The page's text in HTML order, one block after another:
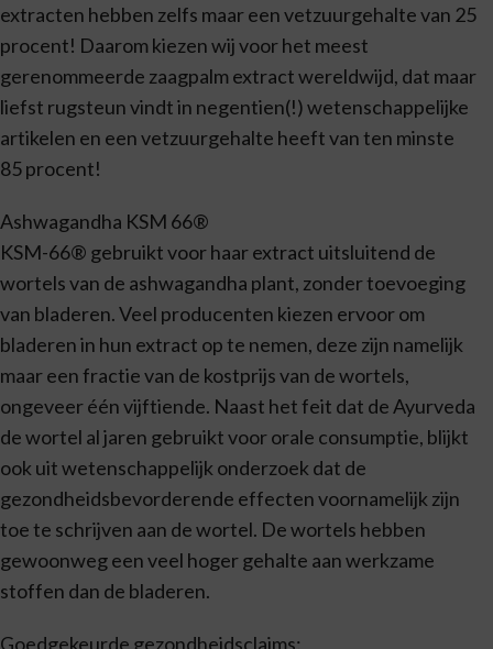
extracten hebben zelfs maar een vetzuurgehalte van 25
procent! Daarom kiezen wij voor het meest
gerenommeerde zaagpalm extract wereldwijd, dat maar
liefst rugsteun vindt in negentien(!) wetenschappelijke
artikelen en een vetzuurgehalte heeft van ten minste
85 procent!
Ashwagandha KSM 66®
KSM-66® gebruikt voor haar extract uitsluitend de
wortels van de ashwagandha plant, zonder toevoeging
van bladeren. Veel producenten kiezen ervoor om
bladeren in hun extract op te nemen, deze zijn namelijk
maar een fractie van de kostprijs van de wortels,
ongeveer één vijftiende. Naast het feit dat de Ayurveda
de wortel al jaren gebruikt voor orale consumptie, blijkt
ook uit wetenschappelijk onderzoek dat de
gezondheidsbevorderende effecten voornamelijk zijn
toe te schrijven aan de wortel. De wortels hebben
gewoonweg een veel hoger gehalte aan werkzame
stoffen dan de bladeren.
Goedgekeurde gezondheidsclaims: